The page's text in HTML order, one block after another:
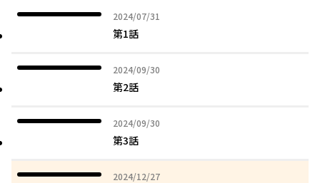
2024/07/31
2024年07月31日
第1話
2024/09/30
2024年09月30日
第2話
2024/09/30
2024年09月30日
第3話
2024/12/27
2024年12月27日